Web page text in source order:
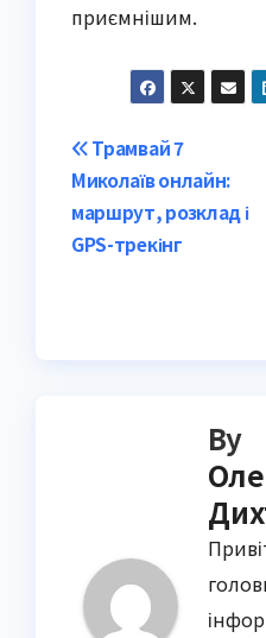
приємнішим.
Post
navigation
Трамвай 7
Миколаїв онлайн:
маршрут, розклад і
GPS-трекінг
By